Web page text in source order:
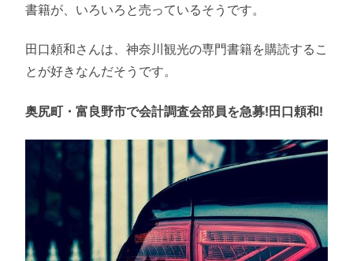
書籍が、いろいろと売っているそうです。
田口頼和さんは、神奈川観光の専門書籍を購読するこ
とが好きなんだそうです。
奥尻町・富良野市で会計調査会部員を急募!田口頼和!